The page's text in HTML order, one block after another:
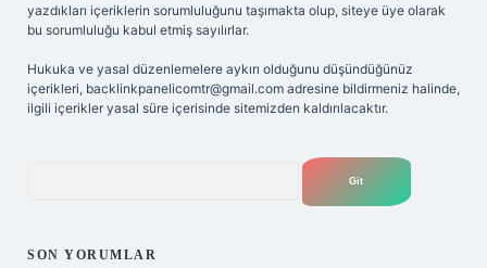
yazdıkları içeriklerin sorumluluğunu taşımakta olup, siteye üye olarak
bu sorumluluğu kabul etmiş sayılırlar.
Hukuka ve yasal düzenlemelere aykırı olduğunu düşündüğünüz
içerikleri, backlinkpanelicomtr@gmail.com adresine bildirmeniz halinde,
ilgili içerikler yasal süre içerisinde sitemizden kaldırılacaktır.
SON YORUMLAR